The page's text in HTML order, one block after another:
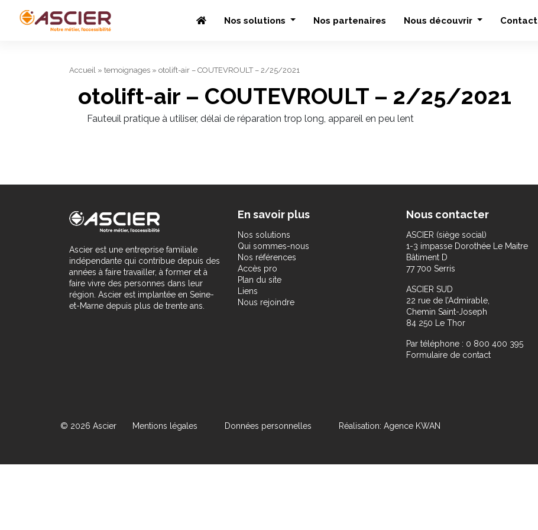
Nos solutions Nos partenaires Nous découvrir Contact
Accueil » temoignages » otolift-air – COUTEVROULT – 2/25/2021
otolift-air – COUTEVROULT – 2/25/2021
Fauteuil pratique à utiliser, délai de réparation trop long, appareil en peu lent
Ascier est une entreprise familiale
indépendante qui contribue depuis des
années à faire travailler, à former et à
faire vivre des personnes dans leur
région. Ascier est implantée en Seine-
et-Marne depuis plus de trente ans.
En savoir plus
Nos solutions
Qui sommes-nous
Nos références
Accès pro
Plan du site
Liens
Nous rejoindre
Nous contacter
ASCIER (siège social)
1-3 impasse Dorothée Le Maitre
Bâtiment D
77 700 Serris
ASCIER SUD
22 rue de l’Admirable,
Chemin Saint-Joseph
84 250 Le Thor
Par téléphone : 0 800 400 395
Formulaire de contact
© 2026 Ascier Mentions légales Données personnelles Réalisation: Agence KWAN